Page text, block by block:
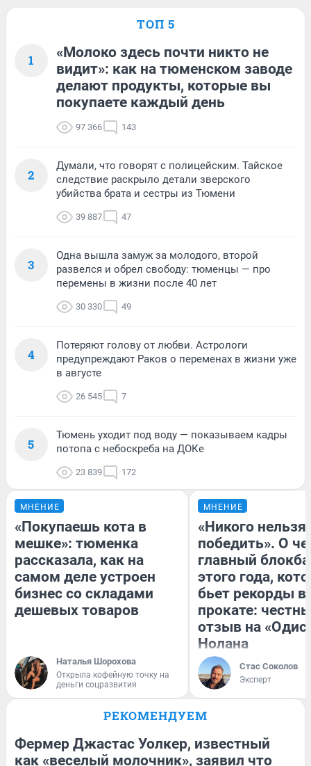
ТОП 5
1
«Молоко здесь почти никто не
видит»: как на тюменском заводе
делают продукты, которые вы
покупаете каждый день
97 366 143
2
Думали, что говорят с полицейским. Тайское
следствие раскрыло детали зверского
убийства брата и сестры из Тюмени
39 887 47
3
Одна вышла замуж за молодого, второй
развелся и обрел свободу: тюменцы — про
перемены в жизни после 40 лет
30 330 49
4
Потеряют голову от любви. Астрологи
предупреждают Раков о переменах в жизни уже
в августе
26 545 7
5
Тюмень уходит под воду — показываем кадры
потопа с небоскреба на ДОКе
23 839 172
МНЕНИЕ
«Покупаешь кота в
мешке»: тюменка
рассказала, как на
самом деле устроен
бизнес со складами
дешевых товаров
Наталья Шорохова
Открыла кофейную точку на
деньги соцразвития
МНЕНИЕ
«Никого нельзя
победить». О
главный
этого года,
бьет рекорды в
прокате:
отзыв на
Нолана
Стас Соколов
Эксперт
РЕКОМЕНДУЕМ
Фермер Джастас Уолкер, известный
как «веселый молочник», заявил что